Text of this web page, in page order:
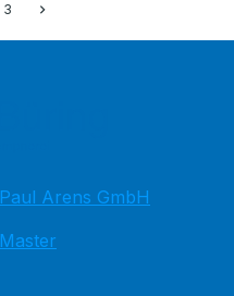
3
Paul Arens GmbH
Master